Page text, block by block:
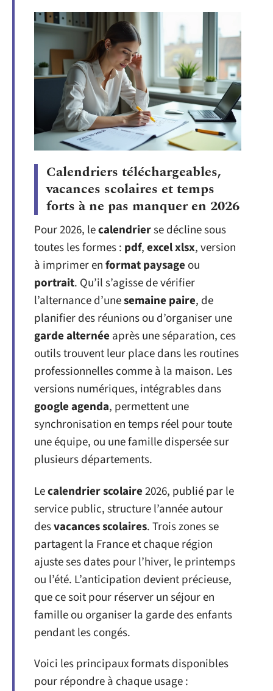
Calendriers téléchargeables,
vacances scolaires et temps
forts à ne pas manquer en 2026
Pour 2026, lecalendrierse décline sous
toutes les formes : pdf,excel xlsx, version
à imprimer enformat paysage ou
portrait. Qu’il s’agisse de vérifier
l’alternance d’unesemaine paire, de
planifier des réunions ou d’organiser une
garde alternée après une séparation, ces
outils trouvent leur place dans les routines
professionnelles comme à la maison. Les
versions numériques, intégrables dans
google agenda, permettent une
synchronisation en temps réel pour toute
une équipe, ou une famille dispersée sur
plusieurs départements.
Lecalendrier scolaire2026, publié par le
service public, structure l’année autour
desvacances scolaires. Trois zones se
partagent la France et chaque région
ajuste ses dates pour l’hiver, le printemps
ou l’été. L’anticipation devient précieuse,
que ce soit pour réserver un séjour en
famille ou organiser la garde des enfants
pendant les congés.
Voici les principaux formats disponibles
pour répondre à chaque usage :